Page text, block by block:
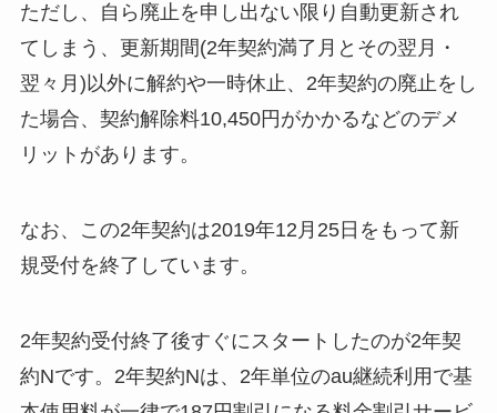
ただし、自ら廃止を申し出ない限り自動更新され
てしまう、更新期間(2年契約満了月とその翌月・
翌々月)以外に解約や一時休止、2年契約の廃止をし
た場合、契約解除料10,450円がかかるなどのデメ
リットがあります。
なお、この2年契約は2019年12月25日をもって新
規受付を終了しています。
2年契約受付終了後すぐにスタートしたのが2年契
約Nです。2年契約Nは、2年単位のau継続利用で基